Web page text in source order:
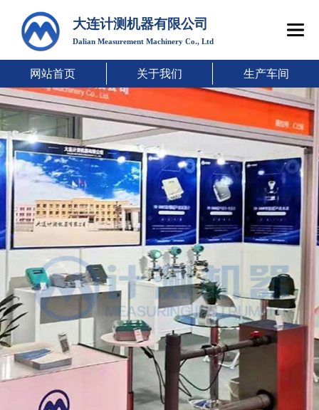
大连计测机器有限公司
Dalian Measurement Machinery Co., Ltd
网站首页 关于我们 生产车间